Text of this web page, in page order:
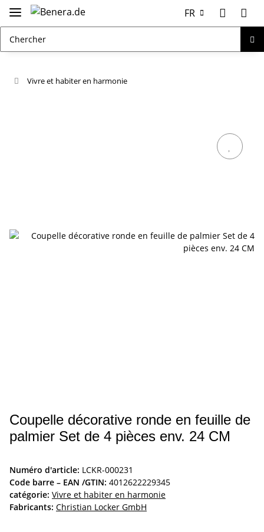
FR
Vivre et habiter en harmonie
Coupelle décorative ronde en feuille de
palmier Set de 4 pièces env. 24 CM
Numéro d'article: LCKR-000231
Code barre – EAN /GTIN: 4012622229345
catégorie: Vivre et habiter en harmonie
Fabricants: Christian Locker GmbH